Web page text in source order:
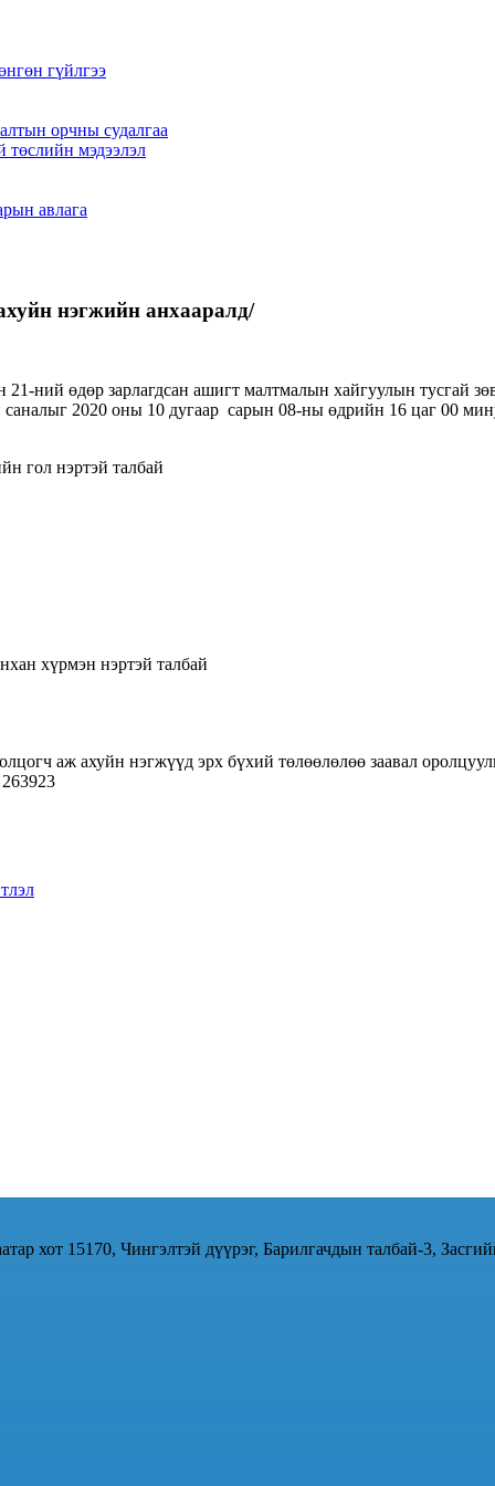
гүйлгээ
орчны судалгаа
төслийн мэдээлэл
авлага
нэгжийн анхааралд/
ний өдөр зарлагдсан ашигт малтмалын хайгуулын тусгай
2020 оны 10 дугаар сарын 08-ны өдрийн 16 цаг 00
гол нэртэй талбай
хүрмэн нэртэй талбай
аж ахуйн нэгжүүд эрх бүхий төлөөлөлөө заавал
хот 15170, Чингэлтэй дүүрэг, Барилгачдын талбай-3,